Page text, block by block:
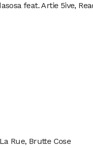
feat. Artie 5ive,
Rue, Brutte Cose